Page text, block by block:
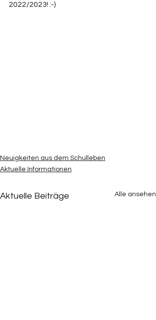
2022/2023! :-)
Neuigkeiten aus dem Schulleben
Aktuelle Informationen
Aktuelle Beiträge Alle ansehen